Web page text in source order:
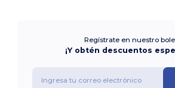
Regístrate en nuestro
¡Y obtén descuentos